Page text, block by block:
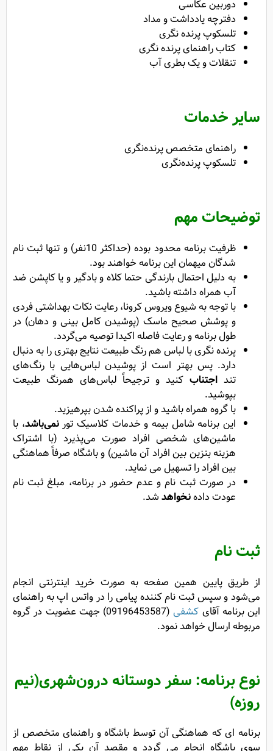
دوربین عکاسی
دفترچه یادداشت و مداد
تلسکوپ پرنده نگری
کتاب راهنمای پرنده نگری
تنقلات و یک بطری آب
سایر خدمات
راهنمای متخصص پرنده‌‌نگری
تلسکوپ پرنده‌نگری
توضیحات مهم
ظرفیت برنامه محدود بوده (حداکثر 10نفر) و تنها ثبت نام
شدگان میهمان این برنامه خواهند بود.
به دلیل احتمال بارندگی حتما کلاه و بادگیر و یا کاپشن ضد
آب همراه داشته باشید.
با توجه به شیوع ویروس کرونا، رعایت نکات بهداشتی فردی
و پوشش صحیح ماسک (پوشیدن کامل بینی و دهان) در
طول برنامه و رعایت فاصله اکیدا توصیه می‌گردد.
پرنده نگری با لباس هم رنگ طبیعت نتایج بهتری را به دنبال
دارد. پس بهتر است از پوشیدن لباس‌هایی با رنگ‌های
تند اجتناب کنید و ترجیحاً لباس‌های همرنگ طبیعت
بپوشید.
با گروه همراه باشید و از پراکنده شدن بپرهیزید.
این برنامه شامل بیمه و خدمات کلاسیک تورنمی‌باشد، با
ماشین‌های شخصی افراد صورت می‌پذیرد (با اشتراک
هزینه بنزین بین افراد آن ماشین) و باشگاه صرفاً هماهنگی
بین افراد را تسهیل می نماید.
در صورت ثبت نام و عدم حضور در برنامه، مبلغ ثبت نام
عودت دادهنخواهدشد.
ثبت نام
از طریق پایین همین صفحه به صورت خرید اینترنتی انجام
می‌شود و سپس ثبت نام کننده پیامی را در واتس اپ به راهنمای
این برنامه آقای کشفی
(09196453587) جهت عضویت در گروه
مربوطه ارسال خواهد نمود.
نوع برنامه: سفر دوستانه درون‌شهری(نیم
روزه)
برنامه ای که هماهنگی آن توسط باشگاه و راهنمای متخصص از